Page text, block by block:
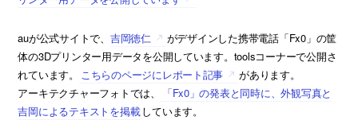
auが公式サイトで、 吉岡徳仁
がデザインした携帯電話「Fx0」の筐
体の3Dプリンター用データを公開しています。toolsコーナーで公開さ
れています。
こちらのページにレポート記事
があります。
アーキテクチャーフォトでは、
「Fx0」の発表と同時に、外観写真と
吉岡によるテキストを掲載しています。